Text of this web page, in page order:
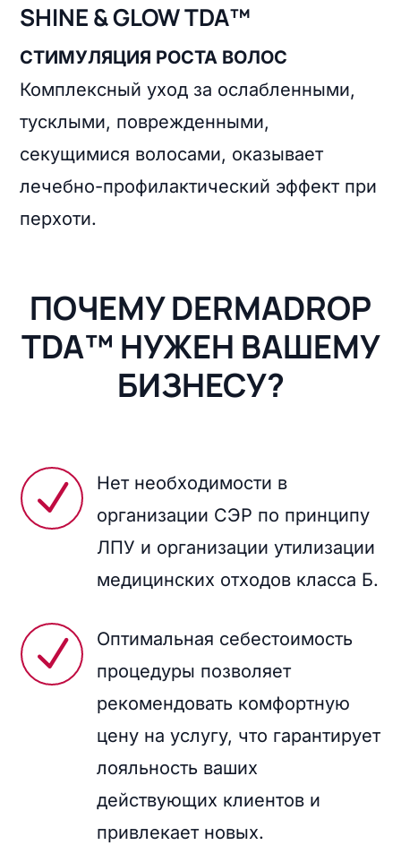
SHINE & GLOW TDA™
СТИМУЛЯЦИЯ РОСТА ВОЛОС
Комплексный уход за ослабленными,
тусклыми, поврежденными,
секущимися волосами, оказывает
лечебно-профилактический эффект при
перхоти.
ПОЧЕМУ DERMADROP
TDA™ НУЖЕН ВАШЕМУ
БИЗНЕСУ?
N
Нет необходимости в
организации СЭР по принципу
ЛПУ и организации утилизации
медицинских отходов класса Б.
N
Оптимальная себестоимость
процедуры позволяет
рекомендовать комфортную
цену на услугу, что гарантирует
лояльность ваших
действующих клиентов и
привлекает новых.